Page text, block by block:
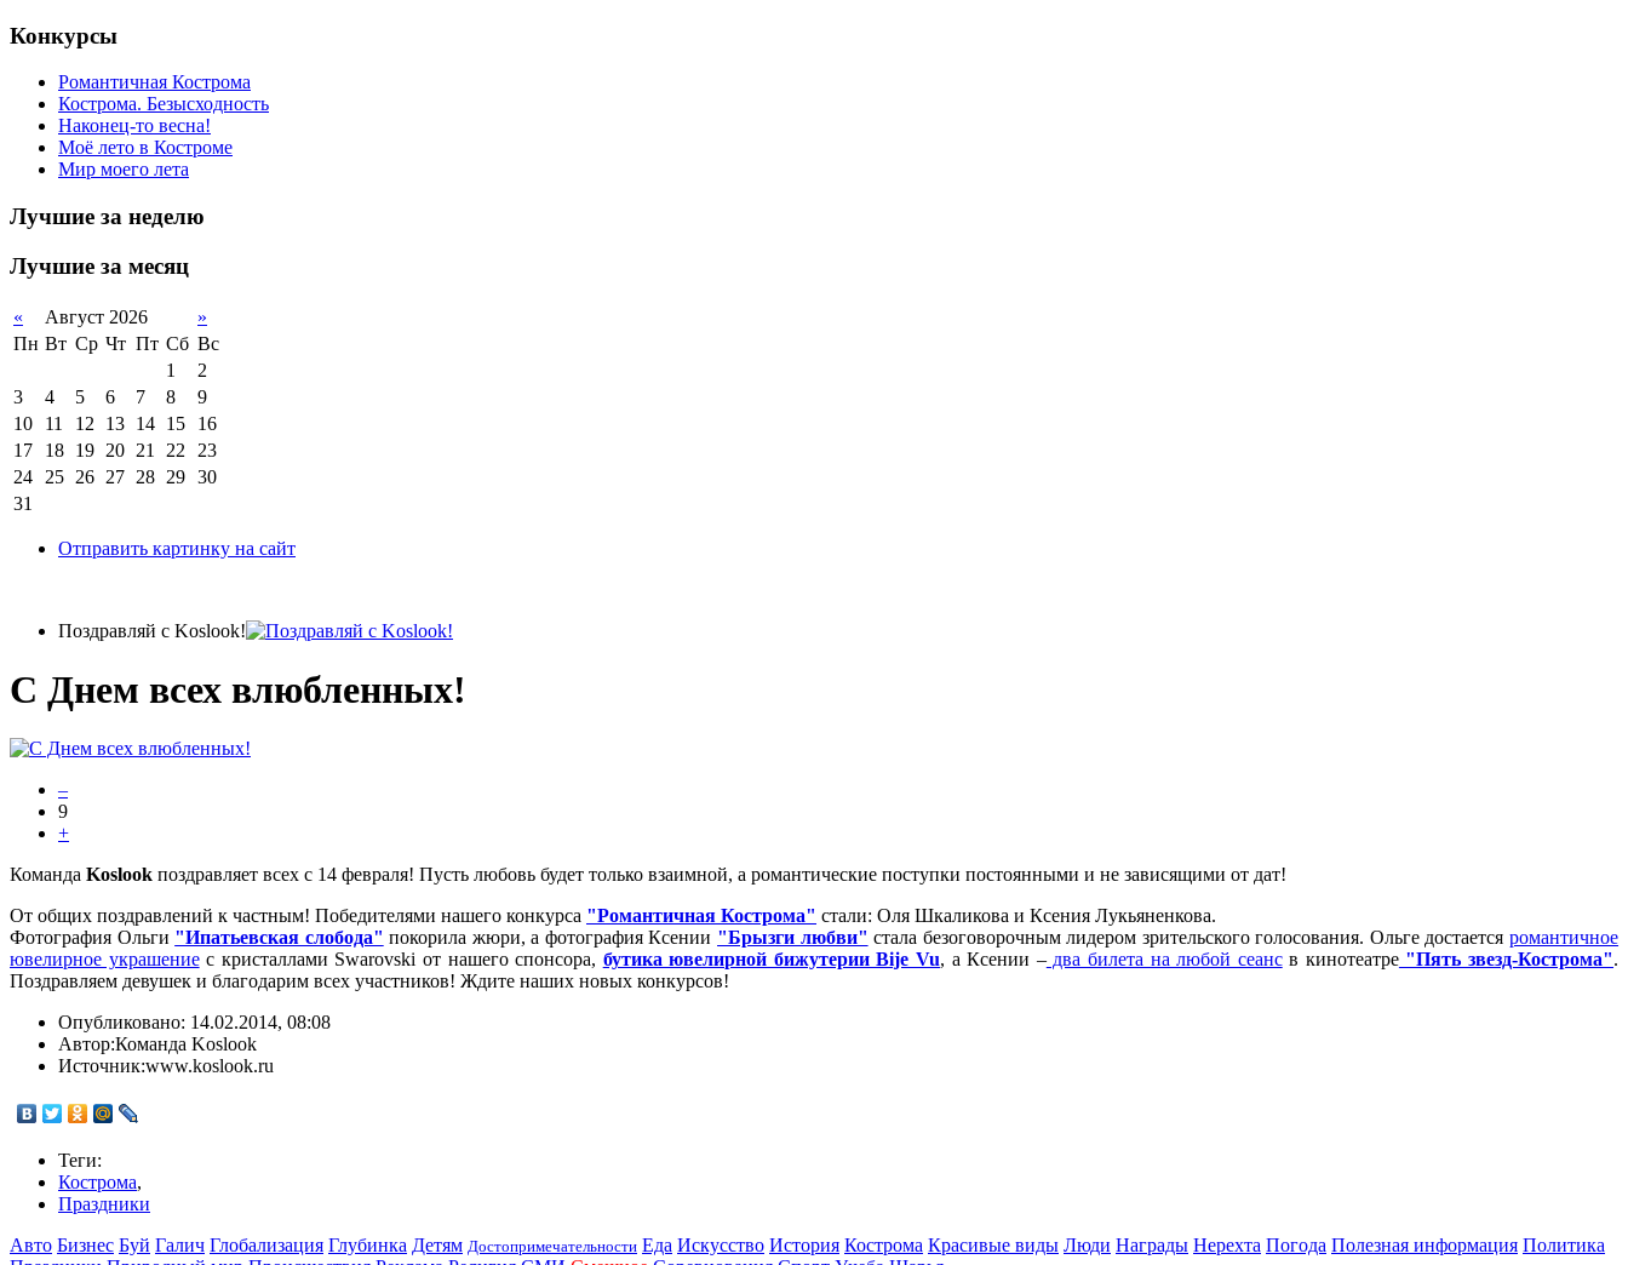
Конкурсы
Романтичная Кострома
Кострома. Безысходность
Наконец-то весна!
Моё лето в Костроме
Мир моего лета
Лучшие за неделю
Лучшие за месяц
« Август 2026
»
Пн Вт Ср Чт Пт Сб Вс
1
2
3
4 5 6 7 8
9
10
11 12 13 14 15
16
17
18 19 20 21 22
23
24
25 26 27 28 29 30
31
Отправить картинку на сайт
Поздравляй с Koslook!
С Днем всех влюбленных!
–
9
+
Команда Koslook поздравляет всех с 14 февраля! Пусть любовь будет только взаимной, а романтические поступки постоянными и не зависящими от дат!
От общих поздравлений к частным! Победителями нашего конкурса "Романтичная Кострома" стали: Оля Шкаликова и Ксения Лукьяненкова.
Фотография Ольги "Ипатьевская слобода" покорила жюри, а фотография Ксении "Брызги любви" стала безоговорочным лидером зрительского голосования. Ольге достаетсяромантичное
ювелирное украшениес кристаллами Swarovski от нашего спонсора, бутика ювелирной бижутерии Bije Vu, а Ксении –два билета на любой сеансв кинотеатре"Пять звезд-Кострома".
Поздравляем девушек и благодарим всех участников! Ждите наших новых конкурсов!
Опубликовано: 14.02.2014, 08:08
Автор:Команда Koslook
Источник:www.koslook.ru
Теги:
Кострома,
Праздники
Авто Бизнес Буй Галич Глобализация Глубинка Детям Достопримечательности Еда Искусство История Кострома Красивые виды Люди Награды Нерехта Погода Полезная информация Политика